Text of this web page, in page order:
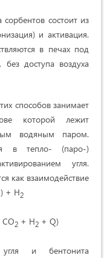
состоит из
и активация.
в печах под
без доступа воздуха
способов занимает
которой лежит
водяным паром.
в тепло- (паро-)
угля.
как взаимодействие
+ Н2
2 + Н2 + Q)
угля и бентонита